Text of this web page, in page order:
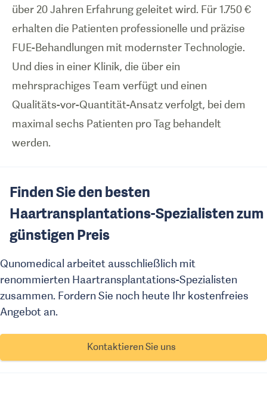
über 20 Jahren Erfahrung geleitet wird. Für 1.750 €
erhalten die Patienten professionelle und präzise
FUE-Behandlungen mit modernster Technologie.
Und dies in einer Klinik, die über ein
mehrsprachiges Team verfügt und einen
Qualitäts-vor-Quantität-Ansatz verfolgt, bei dem
maximal sechs Patienten pro Tag behandelt
werden.
Finden Sie den besten
Haartransplantations-Spezialisten zum
günstigen Preis
Qunomedical arbeitet ausschließlich mit
renommierten Haartransplantations-Spezialisten
zusammen. Fordern Sie noch heute Ihr kostenfreies
Angebot an.
Kontaktieren Sie uns